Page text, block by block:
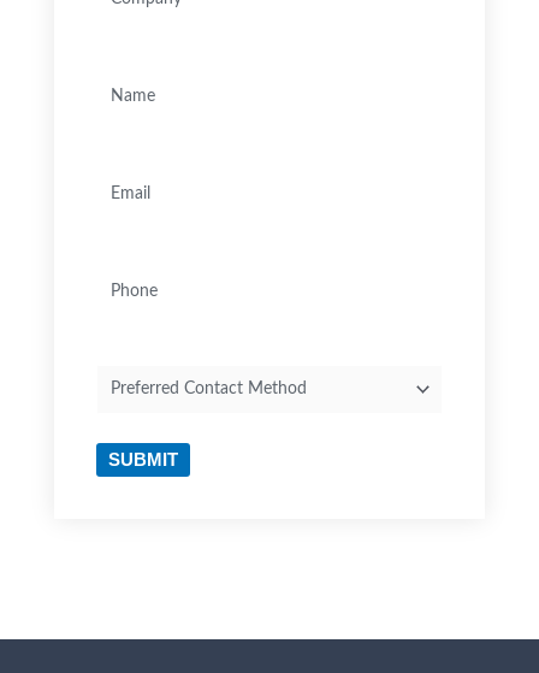
Email
Phone
Preferred
Contact
SUBMIT